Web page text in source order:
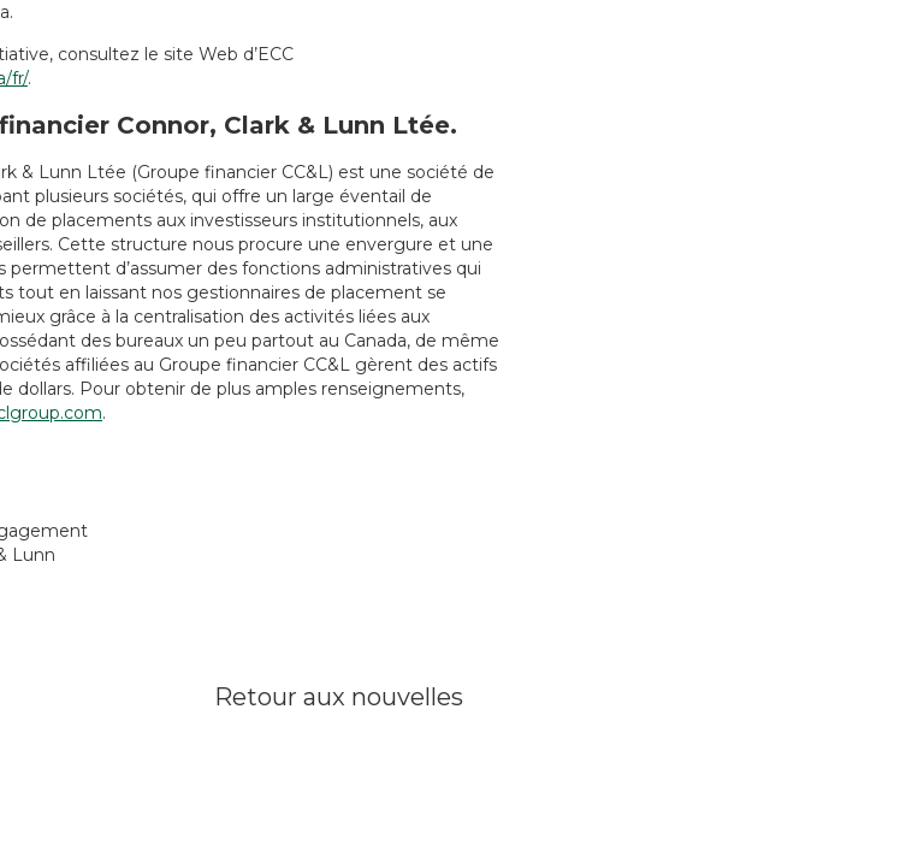
consultez le site Web d’ECC
fr/.
Connor, Clark & Lunn Ltée.
& Lunn Ltée (Groupe financier CC&L) est une société de
plusieurs sociétés, qui offre un large éventail de
de placements aux investisseurs institutionnels, aux
Cette structure nous procure une envergure et une
permettent d’assumer des fonctions administratives qui
tout en laissant nos gestionnaires de placement se
grâce à la centralisation des activités liées aux
des bureaux un peu partout au Canada, de même
affiliées au Groupe financier CC&L gèrent des actifs
dollars. Pour obtenir de plus amples renseignements,
.
Lunn
Retour aux nouvelles